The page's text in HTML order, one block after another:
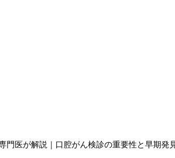
門医が解説｜口腔がん検診の重要性と早期発